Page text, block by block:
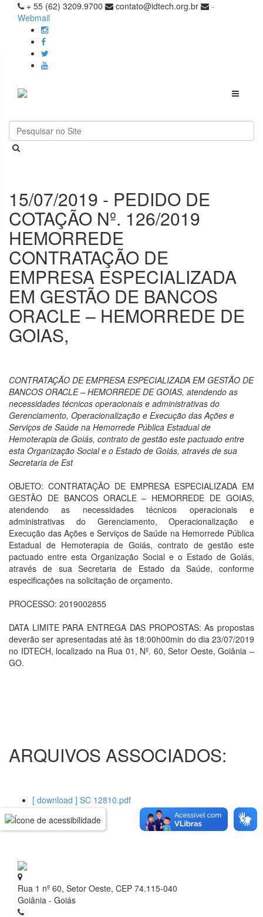
+ 55 (62) 3209.9700 contato@idtech.org.br
-
Webmail
Toggle
15/07/2019 - PEDIDO DE
COTAÇÃO Nº. 126/2019
HEMORREDE
CONTRATAÇÃO DE
EMPRESA ESPECIALIZADA
EM GESTÃO DE BANCOS
ORACLE – HEMORREDE DE
GOIAS,
CONTRATAÇÃO DE EMPRESA ESPECIALIZADA EM GESTÃO DE
BANCOS ORACLE – HEMORREDE DE GOIAS, atendendo as
necessidades técnicos operacionais e administrativas do
Gerenciamento, Operacionalização e Execução das Ações e
Serviços de Saúde na Hemorrede Pública Estadual de
Hemoterapia de Goiás, contrato de gestão este pactuado entre
esta Organização Social e o Estado de Goiás, através de sua
Secretaria de Est
OBJETO: CONTRATAÇÃO DE EMPRESA ESPECIALIZADA EM
GESTÃO DE BANCOS ORACLE – HEMORREDE DE GOIAS,
atendendo as necessidades técnicos operacionais e
administrativas do Gerenciamento, Operacionalização e
Execução das Ações e Serviços de Saúde na Hemorrede Pública
Estadual de Hemoterapia de Goiás, contrato de gestão este
pactuado entre esta Organização Social e o Estado de Goiás,
através de sua Secretaria de Estado da Saúde, conforme
especificações na solicitação de orçamento.
PROCESSO: 2019002855
DATA LIMITE PARA ENTREGA DAS PROPOSTAS: As propostas
deverão ser apresentadas até às 18:00h00min do dia 23/07/2019
no IDTECH, localizado na Rua 01, Nº. 60, Setor Oeste, Goiânia –
GO.
ARQUIVOS ASSOCIADOS:
[ download ] SC 12810.pdf
Rua 1 nº 60, Setor Oeste, CEP 74.115-040
Goiânia - Goiás